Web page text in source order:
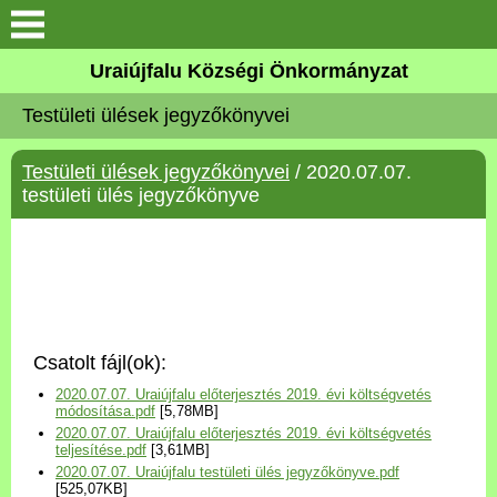
Köszöntő
Elérhetőségek
Uraiújfalu
Választási információk
Versenyképes Járások
Program
Uraiújfalu Községi Önkormányzat
Testületi ülések jegyzőkönyvei
Testületi ülések jegyzőkönyvei / 2020.07.07.
testületi ülés jegyzőkönyve
Csatolt fájl(ok):
2020.07.07. Uraiújfalu előterjesztés 2019. évi költségvetés
módosítása.pdf [5,78MB]
2020.07.07. Uraiújfalu előterjesztés 2019. évi költségvetés
teljesítése.pdf [3,61MB]
2020.07.07. Uraiújfalu testületi ülés jegyzőkönyve.pdf
[525,07KB]